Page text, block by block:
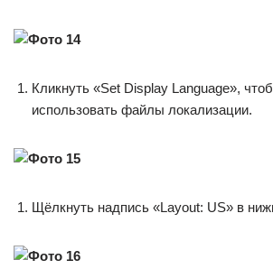
Кликнуть «Set Display Language»,
использовать файлы локализации.
Щёлкнуть надпись «Layout: US» в